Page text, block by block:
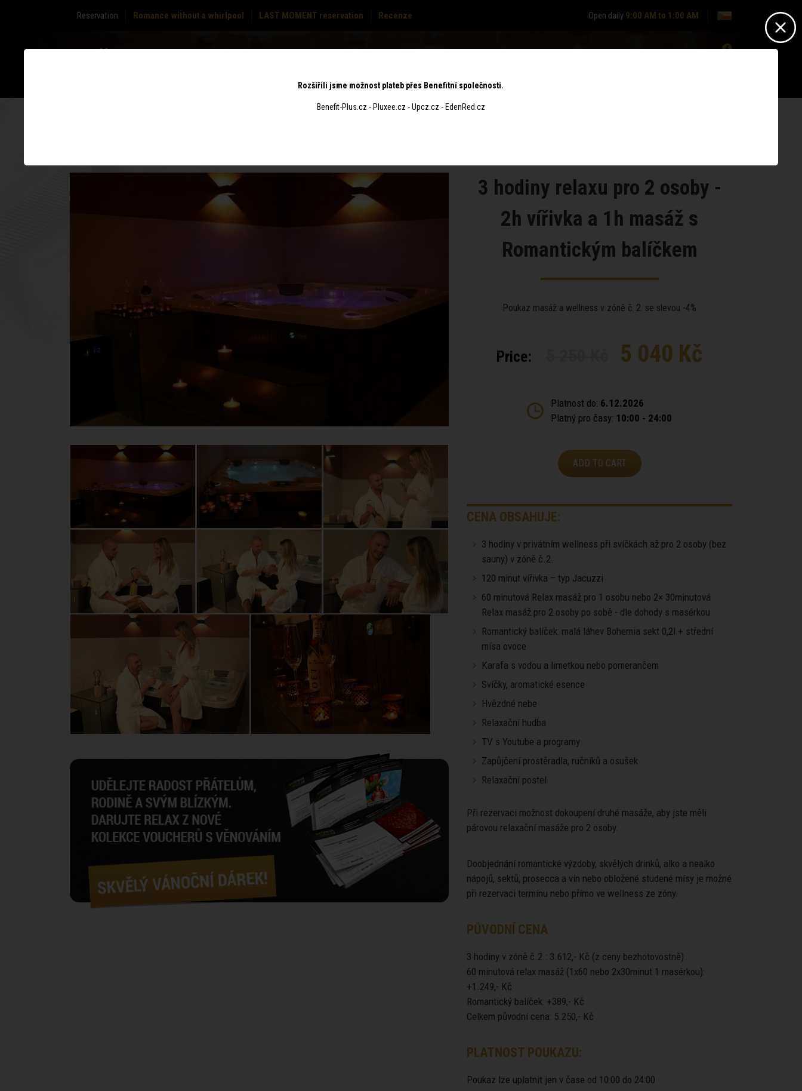
Reservation Romance without a whirlpool LAST MOMENT reservation Recenze Open daily 9:00 AM to 1:00 AM
3 hodiny relaxu pro 2 osoby -
2h vířivka a 1h masáž s
Romantickým balíčkem
Poukaz masáž a wellness v zóně č. 2. se slevou -4%
Price: 5 040 Kč
Platnost do: 6.12.2026
Platný pro časy: 10:00 - 24:00
ADD TO CART
CENA OBSAHUJE:
3 hodiny v privátním wellness při svíčkách až pro 2 osoby (bez
sauny) v zóně č.2.
120 minut vířivka – typ Jacuzzi
60 minutová Relax masáž pro 1 osobu nebo 2× 30minutová
Relax masáž pro 2 osoby po sobě - dle dohody s masérkou
Romantický balíček: malá láhev Bohemia sekt 0,2l + střední
mísa ovoce
Karafa s vodou a limetkou nebo pomerančem
Svíčky, aromatické esence
Hvězdné nebe
Relaxační hudba
TV s Youtube a programy
Zapůjčení prostěradla, ručníků a osušek
Relaxační postel
Při rezervaci možnost dokoupení druhé masáže, aby jste měli
párovou relaxační masáže pro 2 osoby.
Doobjednání romantické výzdoby, skvělých drinků, alko a nealko
nápojů, sektů, prosecca a vín nebo obložené studené mísy je možné
při rezervaci termínu nebo přímo ve wellness ze zóny.
PŮVODNÍ CENA
3 hodiny v zóně č.2.: 3.612,- Kč (z ceny bezhotovostně)
60 minutová relax masáž (1x60 nebo 2x30minut 1 masérkou):
+1.249,- Kč
Romantický balíček: +389,- Kč
Celkem původní cena: 5.250,- Kč
PLATNOST POUKAZU:
Poukaz lze uplatnit jen v čase od 10:00 do 24:00
Rozšířili jsme možnost plateb přes Benefitní společnosti.
Benefit-Plus.cz - Pluxee.cz - Upcz.cz - EdenRed.cz